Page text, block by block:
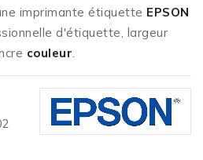
imprimante étiquette EPSON
d'étiquette, largeur
couleur